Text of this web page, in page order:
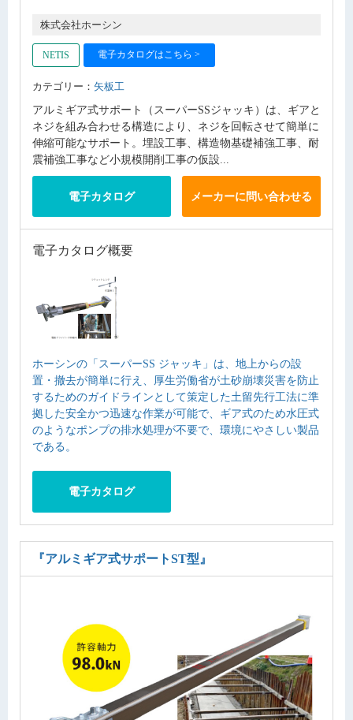
株式会社ホーシン
NETIS 電子カタログはこちら >
カテゴリー： 矢板工
アルミギア式サポート（スーパーSSジャッキ）は、ギアと
ネジを組み合わせる構造により、ネジを回転させて簡単に
伸縮可能なサポート。埋設工事、構造物基礎補強工事、耐
震補強工事など小規模開削工事の仮設...
電子カタログ メーカーに問い合わせる
電子カタログ概要
ホーシンの「スーパーSS ジャッキ」は、地上からの設
置・撤去が簡単に行え、厚生労働省が土砂崩壊災害を防止
するためのガイドラインとして策定した土留先行工法に準
拠した安全かつ迅速な作業が可能で、ギア式のため水圧式
のようなポンプの排水処理が不要で、環境にやさしい製品
である。
電子カタログ
『アルミギア式サポートST型』